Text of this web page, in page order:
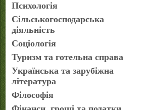
Психологія
Сільськогосподарська
діяльність
Соціологія
Туризм та готельна справа
Українська та зарубіжна
література
Філософія